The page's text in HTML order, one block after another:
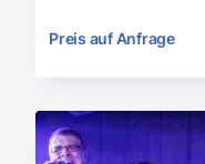
Preis auf Anfrage